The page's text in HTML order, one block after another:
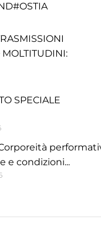
MOLTITUDINI:
SPECIALE
e condizioni...